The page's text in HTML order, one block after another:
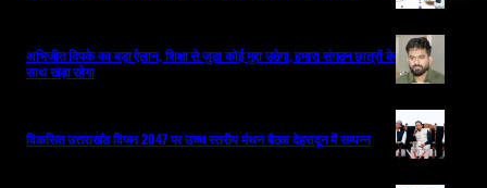
अभिजीत दिपके का बड़ा ऐलान, शिक्षा से जुड़ा कोई मुद्दा उठेगा, हमारा संगठन छात्रों के
साथ खड़ा रहेगा
विकसित उत्तराखंड विजन 2047 पर उच्च स्तरीय मंथन बैठक देहरादून में सम्पन्न